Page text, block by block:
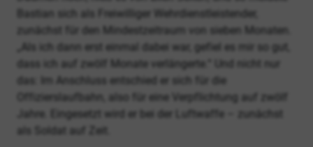
Bastian sich als Freiwilliger Wehrdienstleistender,
zunächst für den Mindestzeitraum von sieben Monaten.
„Als ich dann erst einmal dabei war, gefiel es mir so gut,
dass ich auf zwölf Monate verlängerte.“ Und nicht nur
das: Im Anschluss entschied er sich für die
Offizierslaufbahn, also für eine Verpflichtung auf zwölf
Jahre. Eingesetzt wird er bei der Luftwaffe – zunächst
als Soldat auf Zeit.